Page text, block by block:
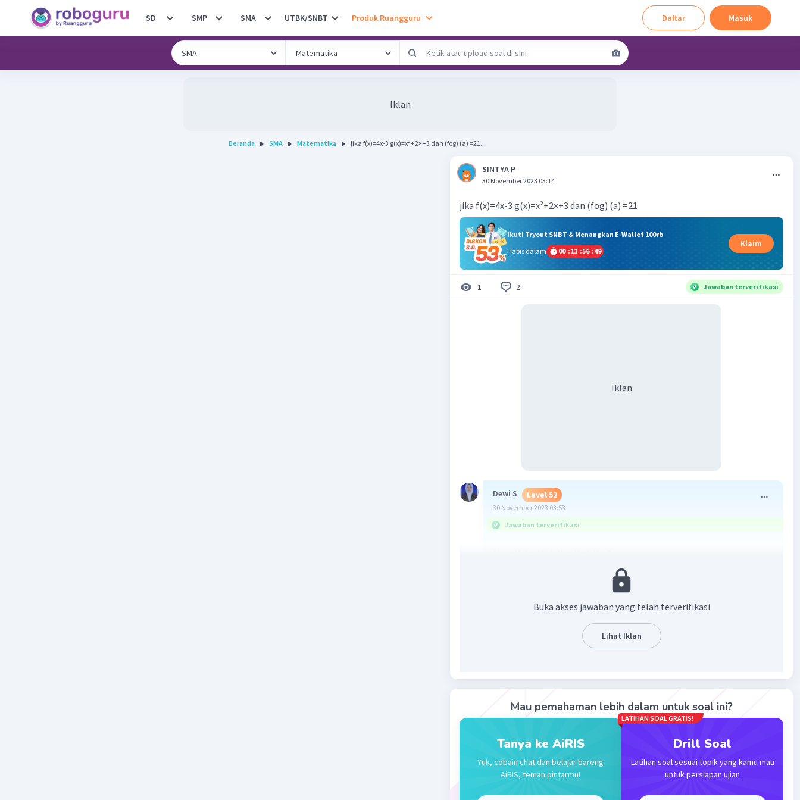
SD SMP SMA UTBK/SNBT Produk Ruangguru Daftar Masuk
Iklan
Beranda SMA Matematika jika f(x)=4x-3 g(x)=x²+2×+3 dan (fog) (a) =21...
SINTYA P
30 November 2023 03:14
jika f(x)=4x-3 g(x)=x²+2×+3 dan (fog) (a) =21
Ikuti Tryout SNBT & Menangkan E-Wallet 100rb
Habis dalam
00 :11 :56 :48
Klaim
1 2 Jawaban terverifikasi
Iklan
Dewi S Level 52
30 November 2023 03:53
Jawaban terverifikasi
(f o g)(a) = 21
(a + 3)(a - 1) = 0
= - 3 dan a = 1
Buka akses jawaban yang telah terverifikasi
Lihat Iklan
Mau pemahaman lebih dalam untuk soal ini?
Tanya ke AiRIS
Yuk, cobain chat dan belajar bareng
AiRIS, teman pintarmu!
LATIHAN SOAL GRATIS!
Drill Soal
Latihan soal sesuai topik yang kamu mau
untuk persiapan ujian